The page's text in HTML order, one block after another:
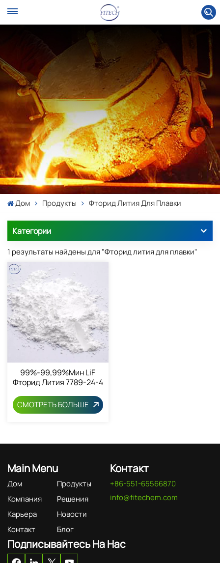
Дом Продукты Фторид Лития Для Плавки
Категории
1 результаты найдены для "Фторид лития для плавки"
99%-99,99%мин LiF
Фторид Лития 7789-24-4
СМОТРЕТЬ БОЛЬШЕ
Main Menu
Дом
Продукты
Компания
Решения
Карьера
Новости
Контакт
Блог
Контакт
+86-551-65566870
info@fitechem.com
Подписывайтесь На Нас